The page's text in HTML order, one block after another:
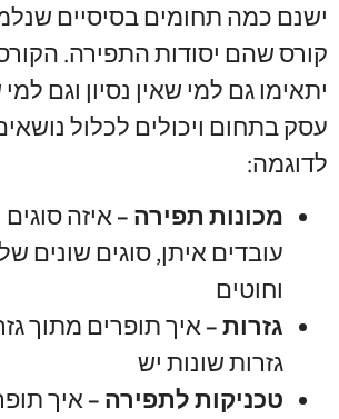
ישנם כמה תחומים בסיסיים
קורס שהם יסודות התפירה.
יתאימו גם למי שאין נסיון וגם
עסק בתחום ויכולים לכלול
לדוגמה:
מכונות תפירה –איזה
עובדים איתן,סוגים שונים
וחוטים
גזרות –איך תופרים מתוך
גזרות שונות יש
טכניקות לתפירה –איך